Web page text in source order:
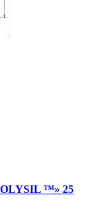
™» 25